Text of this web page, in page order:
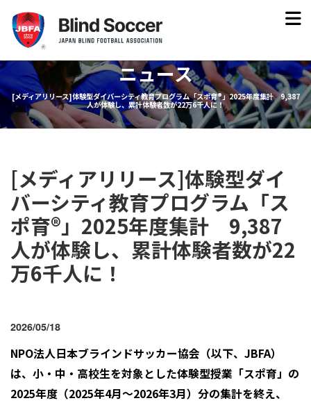
ニュース
[メディアリリース]体験型ダイバーシティ教育プログラム「スポ育®」2025年度集計 9,387
人が体験し、累計体験者数が22万6千人に！
[メディアリリース]体験型ダイ
バーシティ教育プログラム「ス
ポ育®」2025年度集計 9,387
人が体験し、累計体験者数が22
万6千人に！
2026/05/18
NPO法人日本ブラインドサッカー協会（以下、JBFA）
は、小・中・高校生を対象とした体験型授業「スポ育」の
2025年度（2025年4月〜2026年3月）分の集計を終え、